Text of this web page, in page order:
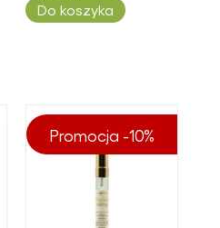
Do koszyka
Promocja -10%